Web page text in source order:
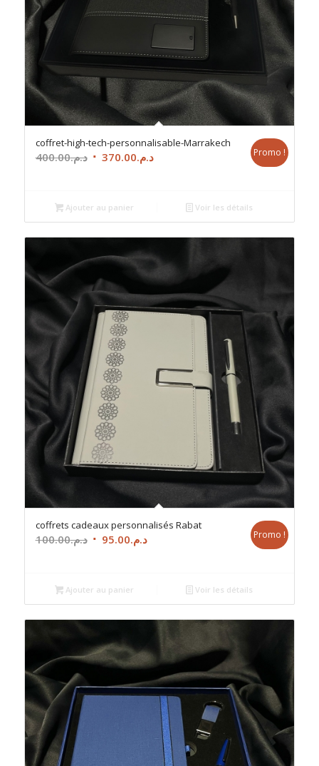
coffret-high-tech-personnalisable-Marrakech
د.م.400.00
Le
était :
د.م.400.00.
د.م.370.00
Le
د.م.370.00.
Promo !
Ajouter au panier Voir les détails
coffrets cadeaux personnalisés Rabat
د.م.100.00
Le
était :
د.م.100.00.
د.م.95.00
Le
د.م.95.00.
Promo !
Ajouter au panier Voir les détails